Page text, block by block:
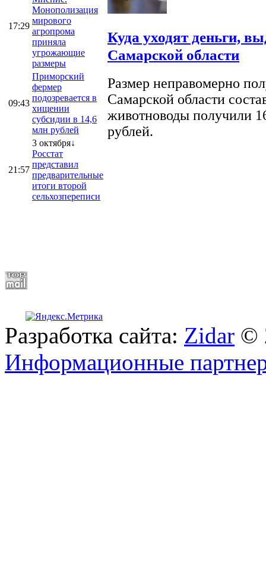
17:29
Монополизация
мирового
агропрома
приняла
угрожающие
размеры
09:43
Приморский
фермер
подозревается в
хищении
субсидии в 14,6
млн рублей
21:57
3 октября↓
Росстат
представил
предварительные
итоги второй
сельхозпереписи
Куда уходят деньги,
Самарской области
Размер неправомерно
Самарской области
животноводы получили
рублей.
Разработка сайта: Zidar ©
Информационные